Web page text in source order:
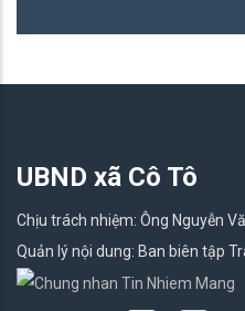
UBND xã Cô Tô
Chịu trách nhiệm: Ông Nguyễn
Quản lý nội dung: Ban biên tập